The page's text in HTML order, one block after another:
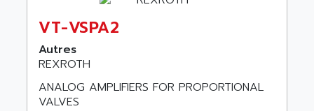
VT-VSPA2
Autres
REXROTH
ANALOG AMPLIFIERS FOR PROPORTIONAL
VALVES